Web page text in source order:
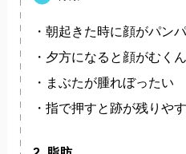
・朝起きた時に顔がパン
・夕方になると顔がむく
・まぶたが腫れぼったい
・指で押すと跡が残りや